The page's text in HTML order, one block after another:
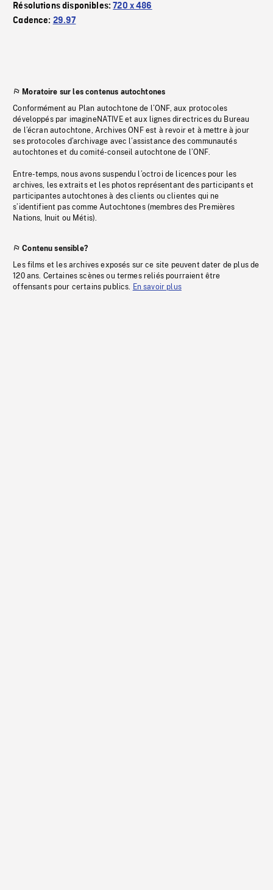
Résolutions disponibles:720 x 486
Cadence: 29.97
Moratoire sur les contenus autochtones
Conformément au Plan autochtone de l’ONF, aux protocoles
développés par imagineNATIVE et aux lignes directrices du Bureau
de l’écran autochtone, Archives ONF est à revoir et à mettre à jour
ses protocoles d’archivage avec l’assistance des communautés
autochtones et du comité-conseil autochtone de l’ONF.
Entre-temps, nous avons suspendu l’octroi de licences pour les
archives, les extraits et les photos représentant des participants et
participantes autochtones à des clients ou clientes qui ne
s’identifient pas comme Autochtones (membres des Premières
Nations, Inuit ou Métis).
Contenu sensible?
Les films et les archives exposés sur ce site peuvent dater de plus de
120 ans. Certaines scènes ou termes reliés pourraient être
offensants pour certains publics. En savoir plus